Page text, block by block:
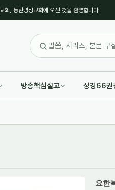
회」 동탄명성교회에 오신 것을 환영합니다
방송핵심설교 성경66권
요한